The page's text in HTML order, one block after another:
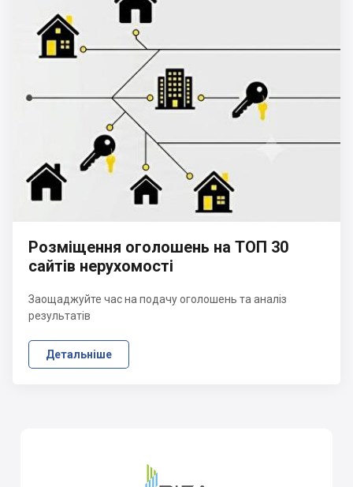
Розміщення оголошень на ТОП 30
сайтів нерухомості
Заощаджуйте час на подачу оголошень та аналіз
результатів
Детальніше